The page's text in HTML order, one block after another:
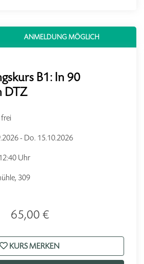
ANMELDUNG MÖGLICH
B1: In 90
DTZ
frei
- Do. 15.10.2026
Uhr
309
65,00 €
KURS MERKEN